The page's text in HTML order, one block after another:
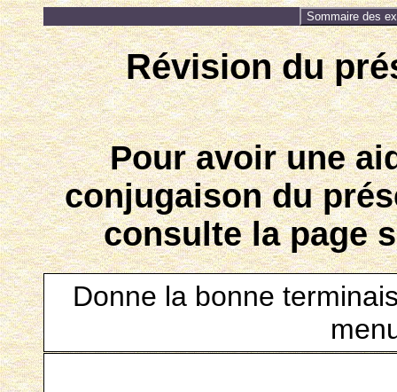
Sommaire des
Révision du
Pour avoir une
conjugaison du
consulte la page
Donne la bonne